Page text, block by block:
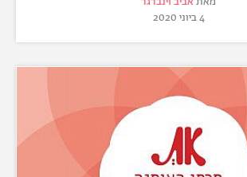
4 ביוני 2020